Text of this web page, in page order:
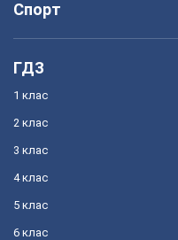
Спорт
ГДЗ
1 клас
2 клас
3 клас
4 клас
5 клас
6 клас